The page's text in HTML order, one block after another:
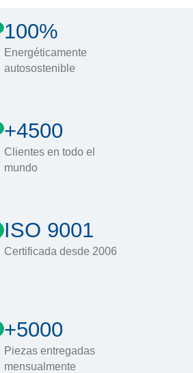
100%
Energéticamente
autosostenible
+4500
Clientes en todo el
mundo
ISO 9001
Certificada desde 2006
+5000
Piezas entregadas
mensualmente